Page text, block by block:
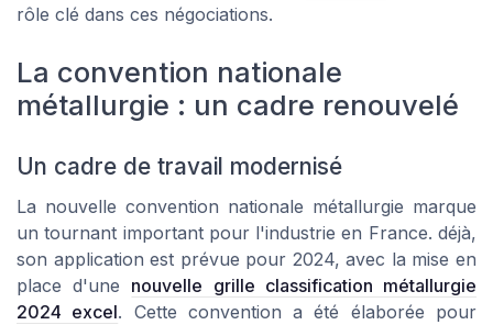
rôle clé dans ces négociations.
La convention nationale
métallurgie : un cadre renouvelé
Un cadre de travail modernisé
La nouvelle convention nationale métallurgie marque
un tournant important pour l'industrie en France. déjà,
son application est prévue pour 2024, avec la mise en
place d'une nouvelle grille classification métallurgie
2024 excel. Cette convention a été élaborée pour